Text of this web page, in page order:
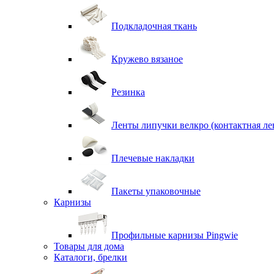
Подкладочная ткань
Кружево вязаное
Резинка
Ленты липучки велкро (контактная
Плечевые накладки
Пакеты упаковочные
Карнизы
Профильные карнизы Pingwie
Товары для дома
Каталоги, брелки